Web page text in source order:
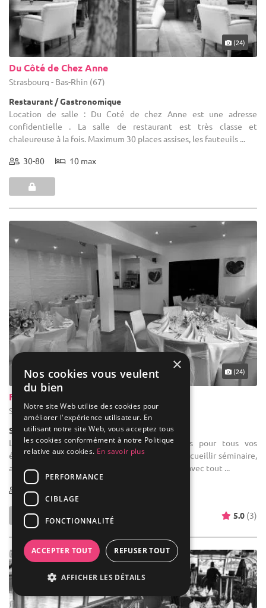
(24)
Du Côté de Chez Anne
Strasbourg - Bas-Rhin (67)
Restaurant / Gastronomique
Location de salle : Du Coté de chez Anne est une adresse
confidentielle . La salle de restaurant est très classe et
chaleureuse à la fois. Maximum 30 places assises, les fauteuils ...
30-80 10 max
(24)
Fenêtre Sur Cour
Strasbourg - Bas-Rhin (67)
Salle de réception
Location de salle : Deux magnifiques salles pour tous vos
évènements privés. Elles sont équipées pour accueillir séminaire,
anniversaire, baptême, fiançaille, mariage, etc... avec tout ...
5-40
5.0 (3)
×
Nos cookies vous veulent
du bien
Notre site Web utilise des cookies pour
améliorer l'expérience utilisateur. En
utilisant notre site Web, vous acceptez tous
les cookies conformément à notre Politique
relative aux cookies. En savoir plus
PERFORMANCE
CIBLAGE
FONCTIONNALITÉ
ACCEPTER TOUT REFUSER TOUT
AFFICHER LES DÉTAILS